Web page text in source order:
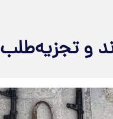
و تجزیه‌طلب